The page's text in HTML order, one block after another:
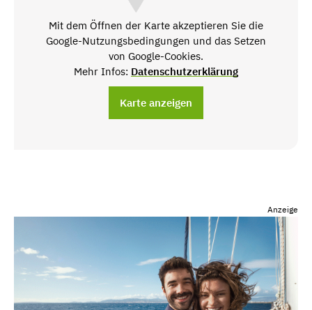
Mit dem Öffnen der Karte akzeptieren Sie die
Google-Nutzungsbedingungen und das Setzen
von Google-Cookies.
Mehr Infos: Datenschutzerklärung
Karte anzeigen
Anzeige